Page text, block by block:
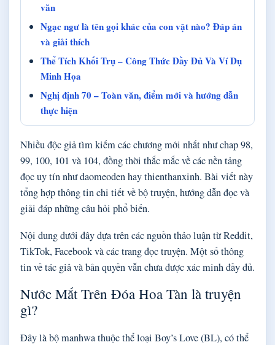
văn
Ngạc ngư là tên gọi khác của con vật nào? Đáp án
và giải thích
Thể Tích Khối Trụ – Công Thức Đầy Đủ Và Ví Dụ
Minh Họa
Nghị định 70 – Toàn văn, điểm mới và hướng dẫn
thực hiện
Nhiều độc giả tìm kiếm các chương mới nhất như chap 98,
99, 100, 101 và 104, đồng thời thắc mắc về các nền tảng
đọc uy tín như daomeoden hay thienthanxinh. Bài viết này
tổng hợp thông tin chi tiết về bộ truyện, hướng dẫn đọc và
giải đáp những câu hỏi phổ biến.
Nội dung dưới đây dựa trên các nguồn thảo luận từ Reddit,
TikTok, Facebook và các trang đọc truyện. Một số thông
tin về tác giả và bản quyền vẫn chưa được xác minh đầy đủ.
Nước Mắt Trên Đóa Hoa Tàn là truyện
gì?
Đây là bộ manhwa thuộc thể loại Boy’s Love (BL), có thể